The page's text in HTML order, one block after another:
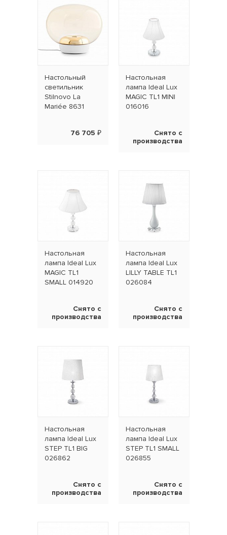
Наcтольный
светильник
Stilnovo La
Mariée 8631
76 705 ₽
Настольная
лампа Ideal Lux
MAGIC TL1 MINI
016016
Снято с
производства
Настольная
лампа Ideal Lux
MAGIC TL1
SMALL 014920
Снято с
производства
Настольная
лампа Ideal Lux
LILLY TABLE TL1
026084
Снято с
производства
Настольная
лампа Ideal Lux
STEP TL1 BIG
026862
Снято с
производства
Настольная
лампа Ideal Lux
STEP TL1 SMALL
026855
Снято с
производства